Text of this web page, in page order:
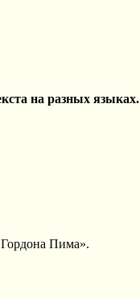
на разных языках.
Пима».